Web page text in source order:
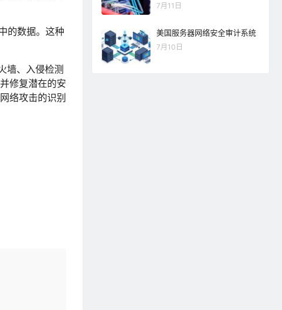
的数据。这种
墙、入侵检测
修复潜在的安
络攻击的识别
7月11日
美国服务器网络安全审计系统
7月10日